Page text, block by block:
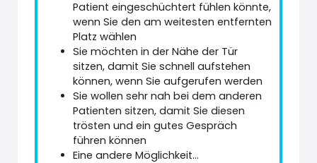
Patient eingeschüchtert fühlen könnte,
wenn Sie den am weitesten entfernten
Platz wählen
Sie möchten in der Nähe der Tür
sitzen, damit Sie schnell aufstehen
können, wenn Sie aufgerufen werden
Sie wollen sehr nah bei dem anderen
Patienten sitzen, damit Sie diesen
trösten und ein gutes Gespräch
führen können
Eine andere Möglichkeit...